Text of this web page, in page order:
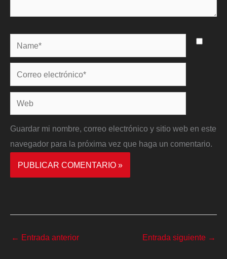
Name*
Correo
electrónico*
Web
Guardar mi nombre, correo electrónico y sitio web en este
navegador para la próxima vez que haga un comentario.
← Entrada anterior Entrada siguiente →